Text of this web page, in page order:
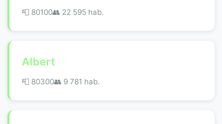
📮 80100👥 22 595 hab.
Albert
📮 80300👥 9 781 hab.